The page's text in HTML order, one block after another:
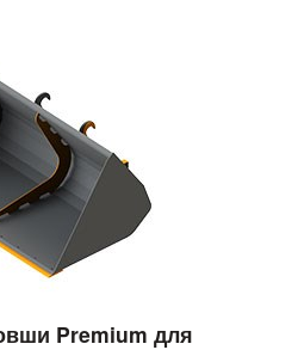
Premium для